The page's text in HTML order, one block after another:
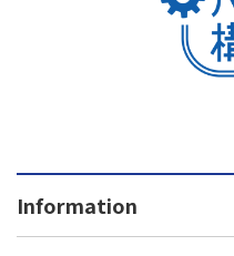
Information